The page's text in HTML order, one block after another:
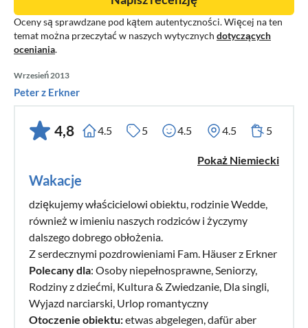
Oceny są sprawdzane pod kątem autentyczności. Więcej na ten
temat można przeczytać w naszych wytycznych dotyczących
oceniania.
Wrzesień 2013
Peter z Erkner
4,8 4.5 5 4.5 4.5 5
Pokaż Niemiecki
Wakacje
dziękujemy właścicielowi obiektu, rodzinie Wedde,
również w imieniu naszych rodziców i życzymy
dalszego dobrego obłożenia.
Z serdecznymi pozdrowieniami Fam. Häuser z Erkner
Polecany dla: Osoby niepełnosprawne, Seniorzy,
Rodziny z dziećmi, Kultura & Zwiedzanie, Dla singli,
Wyjazd narciarski, Urlop romantyczny
Otoczenie obiektu:etwas abgelegen, dafür aber